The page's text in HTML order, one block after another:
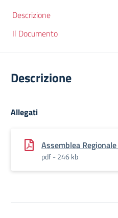
Descrizione
Il Documento
Descrizione
Allegati
Assemblea
pdf - 246 kb